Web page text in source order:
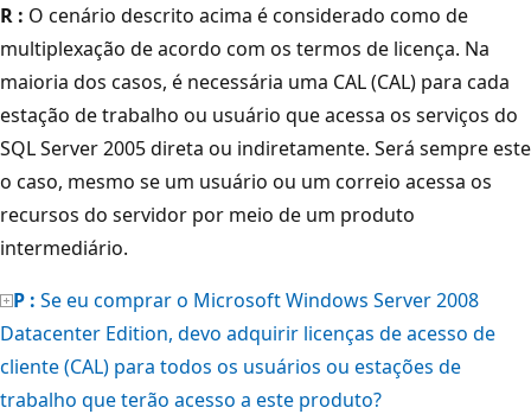
R : O cenário descrito acima é considerado como de
multiplexação de acordo com os termos de licença. Na
maioria dos casos, é necessária uma CAL (CAL) para cada
estação de trabalho ou usuário que acessa os serviços do
SQL Server 2005 direta ou indiretamente. Será sempre este
o caso, mesmo se um usuário ou um correio acessa os
recursos do servidor por meio de um produto
intermediário.
P : Se eu comprar o Microsoft Windows Server 2008
Datacenter Edition, devo adquirir licenças de acesso de
cliente (CAL) para todos os usuários ou estações de
trabalho que terão acesso a este produto?